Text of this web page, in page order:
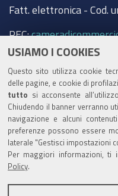
USIAMO I COOKIES
Questo sito utilizza cookie
delle pagine, e cookie di
tutto si acconsente
Chiudendo il banner verranno
navigazione e alcuni
preferenze possono essere
laterale "Gestisci impostazioni
Per maggiori informazioni, ti
Policy
Fatt. elettronica - Cod.
PEC:
Trasparenza
Amministrazione
Albo Camerale
Pubblicità Legale
Area riservata